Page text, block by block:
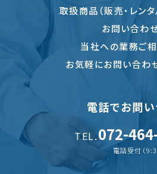
取扱商品（販売・レン
お問い合わせ
当社への業務ご
お気軽にお問い合わ
電話でお問
TEL.072-
電話受付（